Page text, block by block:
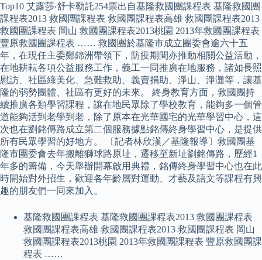
Top10 艾露莎‧舒卡勒託254票出自基隆救國團課程表 基隆救國團
課程表2013 救國團課程表 救國團課程表高雄 救國團課程表2013
救國團課程表 岡山 救國團課程表2013桃園 2013年救國團課程表
豐原救國團課程表 …… 救國團於基隆市成立團委會逾六十五
年，在現任主委鄭錦洲帶領下，防疫期間亦推動相關公益活動，
在地耕耘各項公益服務工作，義工一同推廣在地服務，諸如長照
慰訪、社區綠美化、急難救助、義賣捐助、淨山、淨灘等，讓基
隆的弱勢團體、社區有更好的未來。 終身教育方面，救國團持
續推廣各類學習課程，讓在地民眾除了學校教育，能夠多一個管
道能夠活到老學到老，除了原本在光華國宅的光華學習中心，這
次也在劉銘傳路成立第二個服務據點銘傳終身學習中心，是提供
所有民眾學習的好地方。 〔記者林欣漢／基隆報導〕救國團基
隆市團委會去年搬離獅球路原址，遷移至新址劉銘傳路，歷經1
年多的籌備，今天舉辦開幕啟用典禮，銘傳終身學習中心也在此
時開始對外招生，歡迎各年齡層對運動、才藝及語文等課程有興
趣的朋友們一同來加入。
基隆救國團課程表 基隆救國團課程表2013 救國團課程表
救國團課程表高雄 救國團課程表2013 救國團課程表 岡山
救國團課程表2013桃園 2013年救國團課程表 豐原救國團課
程表 ……